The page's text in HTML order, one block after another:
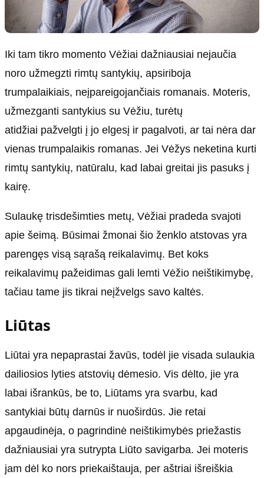
Iki tam tikro momento Vėžiai dažniausiai nejaučia
noro užmegzti rimtų santykių, apsiriboja
trumpalaikiais, neįpareigojančiais romanais. Moteris,
užmezganti santykius su Vėžiu, turėtų
atidžiai pažvelgti į jo elgesį ir pagalvoti, ar tai nėra dar
vienas trumpalaikis romanas. Jei Vėžys neketina kurti
rimtų santykių, natūralu, kad labai greitai jis pasuks į
kairę.
Sulaukę trisdešimties metų, Vėžiai pradeda svajoti
apie šeimą. Būsimai žmonai šio ženklo atstovas yra
parengęs visą sąrašą reikalavimų. Bet koks
reikalavimų pažeidimas gali lemti Vėžio neištikimybę,
tačiau tame jis tikrai neįžvelgs savo kaltės.
Liūtas
Liūtai yra nepaprastai žavūs, todėl jie visada sulaukia
dailiosios lyties atstovių dėmesio. Vis dėlto, jie yra
labai išrankūs, be to, Liūtams yra svarbu, kad
santykiai būtų darnūs ir nuoširdūs. Jie retai
apgaudinėja, o pagrindinė neištikimybės priežastis
dažniausiai yra sutrypta Liūto savigarba. Jei moteris
jam dėl ko nors priekaištauja, per aštriai išreiškia